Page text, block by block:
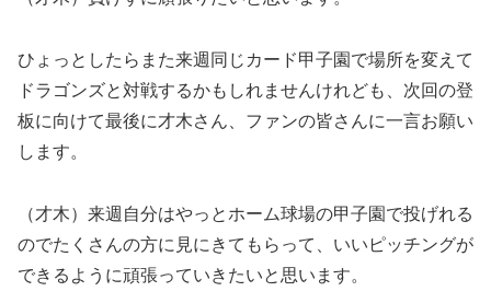
ひょっとしたらまた来週同じカード甲子園で場所を変えて
ドラゴンズと対戦するかもしれませんけれども、次回の登
板に向けて最後に才木さん、ファンの皆さんに一言お願い
します。
（才木）来週自分はやっとホーム球場の甲子園で投げれる
のでたくさんの方に見にきてもらって、いいピッチングが
できるように頑張っていきたいと思います。